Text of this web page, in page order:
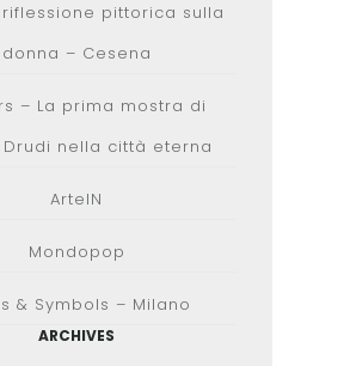
riflessione pittorica sulla
donna – Cesena
– La prima mostra di
Drudi nella città eterna
ArteIN
Mondopop
& Symbols – Milano
ARCHIVES